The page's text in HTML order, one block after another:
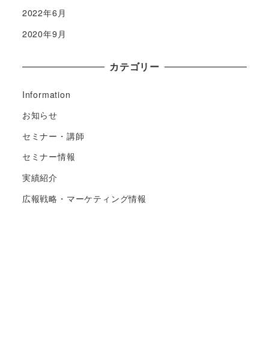
2022年6月
2020年9月
カテゴリー
Information
お知らせ
セミナー・講師
セミナー情報
実績紹介
広報戦略・マーケティング情報